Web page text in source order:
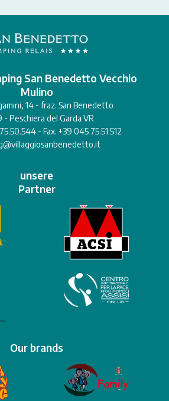
San Benedetto Vecchio
Mulino
14 - fraz. San Benedetto
- Peschiera del Garda VR
- Fax. +39 045 75.51.512
unsere
Partner
Our brands